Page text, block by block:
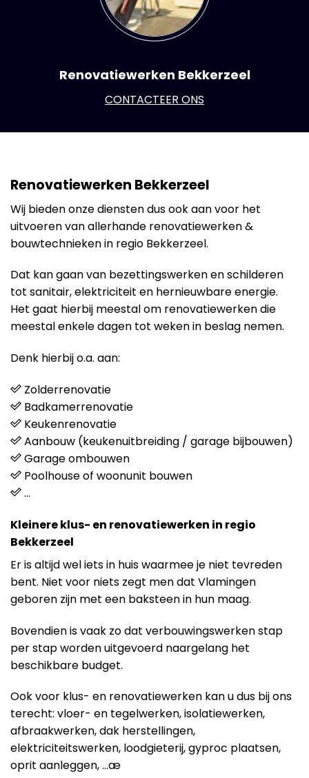
Renovatiewerken Bekkerzeel
CONTACTEER ONS
Renovatiewerken Bekkerzeel
Wij bieden onze diensten dus ook aan voor het
uitvoeren van allerhande renovatiewerken &
bouwtechnieken in regio Bekkerzeel.
Dat kan gaan van bezettingswerken en schilderen
tot sanitair, elektriciteit en hernieuwbare energie.
Het gaat hierbij meestal om renovatiewerken die
meestal enkele dagen tot weken in beslag nemen.
Denk hierbij o.a. aan:
Zolderrenovatie
Badkamerrenovatie
Keukenrenovatie
Aanbouw (keukenuitbreiding / garage bijbouwen)
Garage ombouwen
Poolhouse of woonunit bouwen
…
Kleinere klus- en renovatiewerken in regio
Bekkerzeel
Er is altijd wel iets in huis waarmee je niet tevreden
bent. Niet voor niets zegt men dat Vlamingen
geboren zijn met een baksteen in hun maag.
Bovendien is vaak zo dat verbouwingswerken stap
per stap worden uitgevoerd naargelang het
beschikbare budget.
Ook voor klus- en renovatiewerken kan u dus bij ons
terecht: vloer- en tegelwerken, isolatiewerken,
afbraakwerken, dak herstellingen,
elektriciteitswerken, loodgieterij, gyproc plaatsen,
oprit aanleggen, …æ